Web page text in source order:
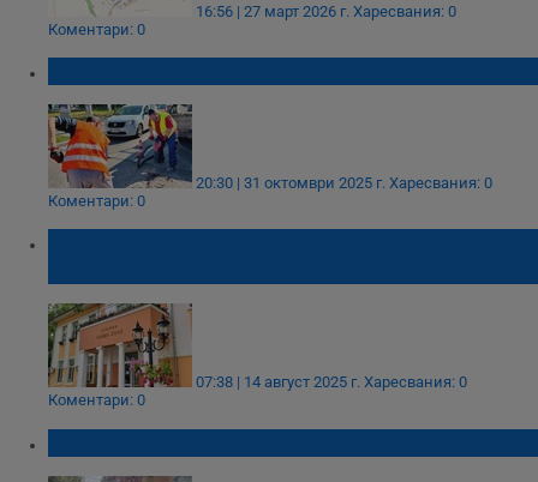
16:56 | 27 март 2026 г. Харесвания: 0
Коментари: 0
20:30 | 31 октомври 2025 г. Харесвания: 0
Коментари: 0
07:38 | 14 август 2025 г. Харесвания: 0
Коментари: 0